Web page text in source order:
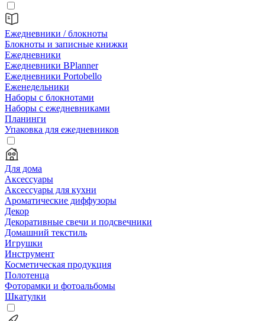
Ежедневники / блокноты
Блокноты и записные книжки
Ежедневники
Ежедневники BPlanner
Ежедневники Portobello
Еженедельники
Наборы с блокнотами
Наборы с ежедневниками
Планинги
Упаковка для ежедневников
Для дома
Аксессуары
Аксессуары для кухни
Ароматические диффузоры
Декор
Декоративные свечи и подсвечники
Домашний текстиль
Игрушки
Инструмент
Косметическая продукция
Полотенца
Фоторамки и фотоальбомы
Шкатулки